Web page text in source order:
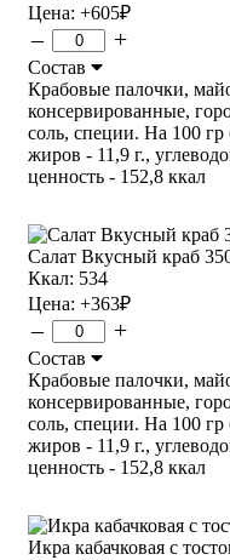
Цена: +605₽
– +
Состав
Крабовые палочки,
консервированные,
соль, специи. На 100
жиров - 11,9 г.,
ценность - 152,8 ккал
Салат Вкусный краб
Ккал: 534
Цена: +363₽
– +
Состав
Крабовые палочки,
консервированные,
соль, специи. На 100
жиров - 11,9 г.,
ценность - 152,8 ккал
Икра кабачковая с